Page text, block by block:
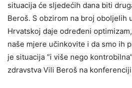
situacija će sljedećih dana biti
Beroš. S obzirom na broj oboljelih
Hrvatskoj daje određeni
naše mjere učinkovite i da smo ih
je situacija “i više nego
zdravstva Vili Beroš na